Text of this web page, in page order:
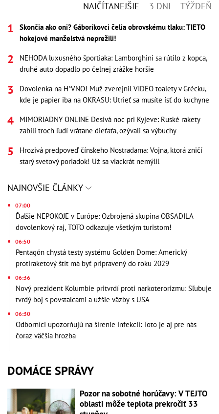
NAJČÍTANEJŠIE 3 DNI TÝŽDEŇ
Skončia ako oni? Gáboríkovci čelia obrovskému tlaku: TIETO
hokejové manželstvá neprežili!
NEHODA luxusného športiaka: Lamborghini sa rútilo z kopca,
druhé auto dopadlo po čelnej zrážke horšie
Dovolenka na H*VNO! Muž zverejnil VIDEO toalety v Grécku,
kde je papier iba na OKRASU: Utrieť sa musíte ísť do kuchyne
MIMORIADNY ONLINE Desivá noc pri Kyjeve: Ruské rakety
zabili troch ľudí vrátane dieťaťa, ozývali sa výbuchy
Hrozivá predpoveď čínskeho Nostradama: Vojna, ktorá zničí
starý svetový poriadok! Už sa viackrát nemýlil
NAJNOVŠIE ČLÁNKY
07:00
Ďalšie NEPOKOJE v Európe: Ozbrojená skupina OBSADILA
dovolenkový raj, TOTO odkazuje všetkým turistom!
06:50
Pentagón chystá testy systému Golden Dome: Americký
protiraketový štít má byť pripravený do roku 2029
06:36
Nový prezident Kolumbie pritvrdí proti narkoterorizmu: Sľubuje
tvrdý boj s povstalcami a užšie väzby s USA
06:30
Odborníci upozorňujú na šírenie infekcií: Toto je aj pre nás
čoraz väčšia hrozba
DOMÁCE SPRÁVY
Pozor na sobotné horúčavy: V TEJTO
oblasti môže teplota prekročiť 33